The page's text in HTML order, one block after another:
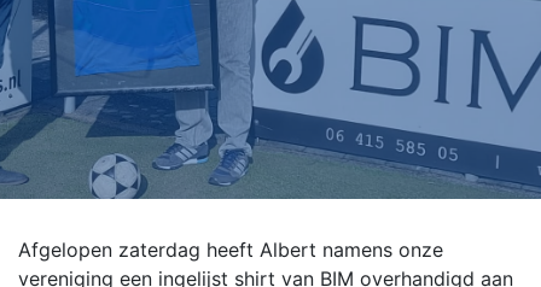
Afgelopen zaterdag heeft Albert namens onze
vereniging een ingelijst shirt van BIM overhandigd aan